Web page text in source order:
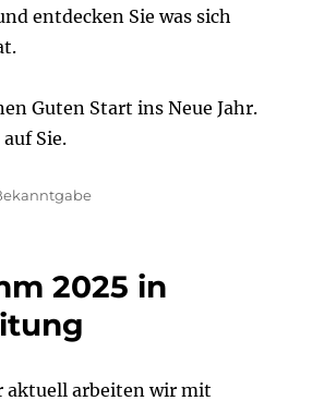
entdecken Sie was sich
Guten Start ins Neue Jahr.
Sie.
2025 in
aktuell arbeiten wir mit